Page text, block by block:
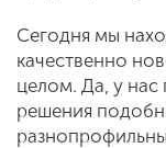
Сегодня мы
качественно
целом. Да, у нас
решения